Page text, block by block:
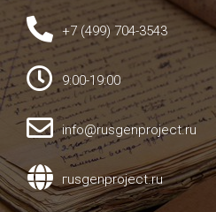
+7 (499) 704-3543
9:00-19:00
info@rusgenproject.ru
гusgenproject.ru